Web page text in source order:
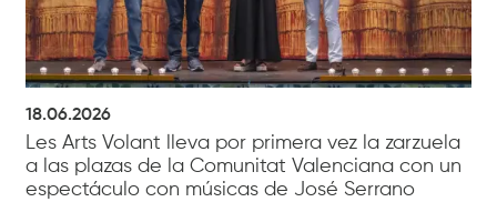
18.06.2026
Les Arts Volant lleva por primera vez la zarzuela
a las plazas de la Comunitat Valenciana con un
espectáculo con músicas de José Serrano